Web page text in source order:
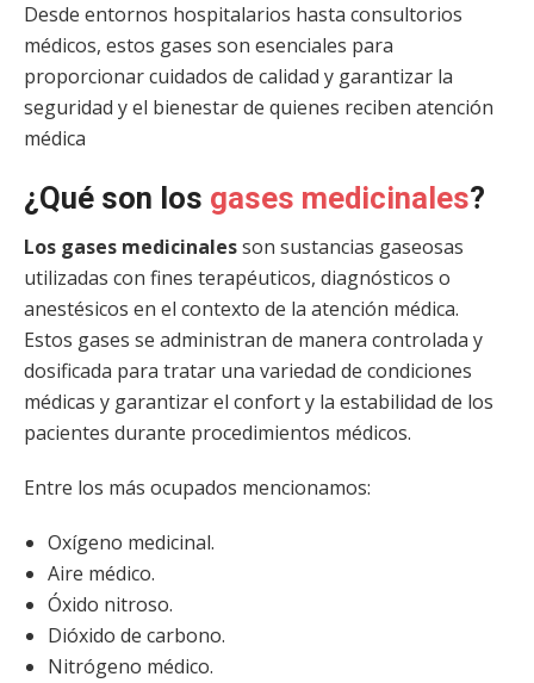
Desde entornos hospitalarios hasta consultorios
médicos, estos gases son esenciales para
proporcionar cuidados de calidad y garantizar la
seguridad y el bienestar de quienes reciben atención
médica
¿Qué son los gases medicinales?
Los gases medicinalesson sustancias gaseosas
utilizadas con fines terapéuticos, diagnósticos o
anestésicos en el contexto de la atención médica.
Estos gases se administran de manera controlada y
dosificada para tratar una variedad de condiciones
médicas y garantizar el confort y la estabilidad de los
pacientes durante procedimientos médicos.
Entre los más ocupados mencionamos:
Oxígeno medicinal.
Aire médico.
Óxido nitroso.
Dióxido de carbono.
Nitrógeno médico.